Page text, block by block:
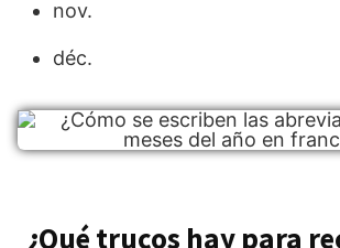
nov.
déc.
¿Qué trucos hay para